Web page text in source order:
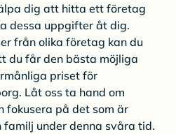
dig att hitta ett företag
dessa uppgifter åt dig.
från olika företag kan du
du får den bästa möjliga
priset för
Låt oss ta hand om
fokusera på det som är
under denna svåra tid.